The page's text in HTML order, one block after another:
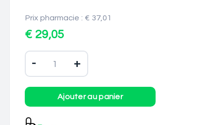
Prix pharmacie : € 37,01
€ 29,05
- +